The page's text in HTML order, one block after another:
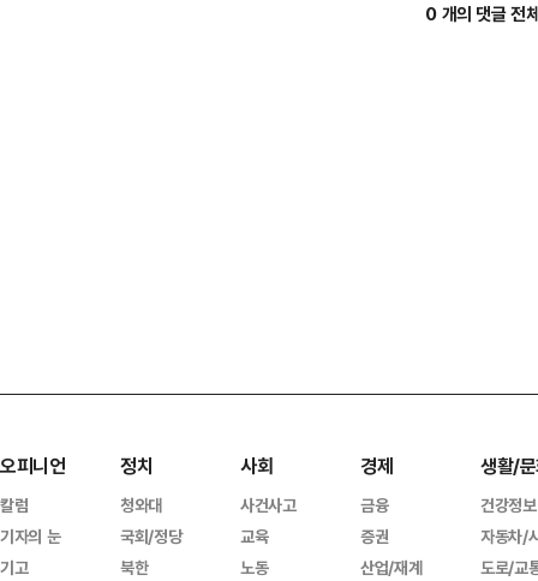
0 개의 댓글 전
오피니언
칼럼
기자의 눈
기고
정치
청와대
국회/정당
북한
사회
사건사고
교육
노동
경제
금융
증권
산업/재계
생활/
건강정보
자동차/
도로/교